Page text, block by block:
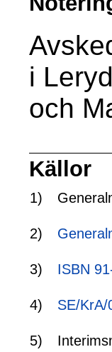
i
och
Källor
1)
2)
3) ISBN
4) SE/KrA/
5)